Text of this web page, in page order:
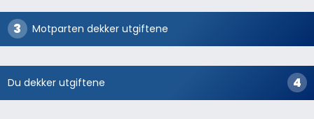
Motparten dekker utgiftene
Du dekker utgiftene